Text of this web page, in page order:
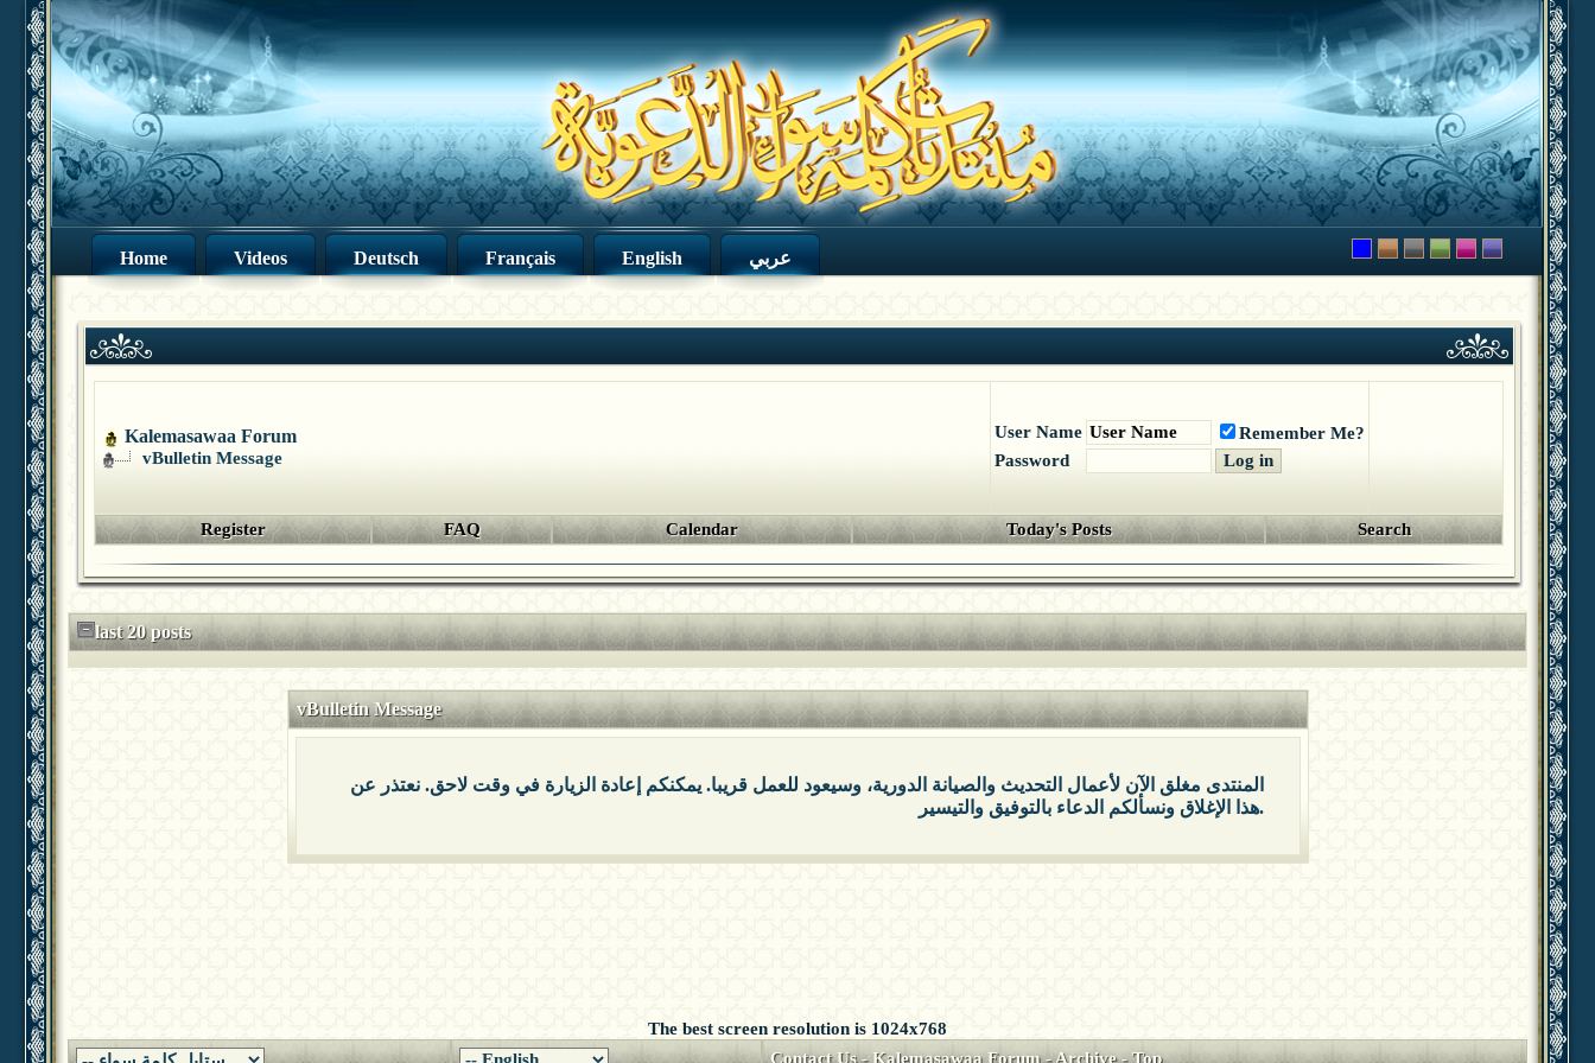
Home Videos Deutsch Français English عربي
Kalemasawaa Forum
vBulletin Message
User Name
Remember Me?
Password
Register FAQ Calendar Today's Posts Search
last 20 posts
vBulletin Message
المنتدى مغلق الآن لأعمال التحديث والصيانة الدورية، وسيعود للعمل قريبا. يمكنكم إعادة الزيارة في وقت لاحق. نعتذر عن
هذا الإغلاق ونسألكم الدعاء بالتوفيق والتيسير.
The best screen resolution is 1024x768
Contact Us-Kalemasawaa Forum-Archive-Top